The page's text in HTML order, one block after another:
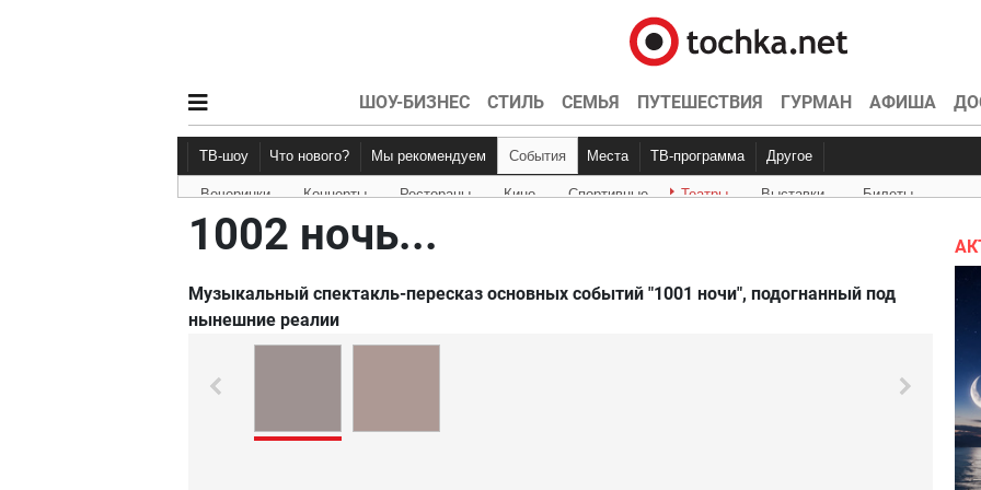
ШОУ-БИЗНЕС СТИЛЬ СЕМЬЯ ПУТЕШЕСТВИЯ ГУРМАН АФИША
ТВ-шоу Что нового?
Новости афиши Рецензии Куда пойти Точка контроля Интервью Эксклюзив
Мы рекомендуем События Места ТВ-программа Другое
Конкурсы Видео
Вечеринки Концерты Рестораны Кино Спортивные Театры Выставки Билеты
1002 ночь...
Музыкальный спектакль-пересказ основных событий "1001 ночи", подогнанный под
нынешние реалии